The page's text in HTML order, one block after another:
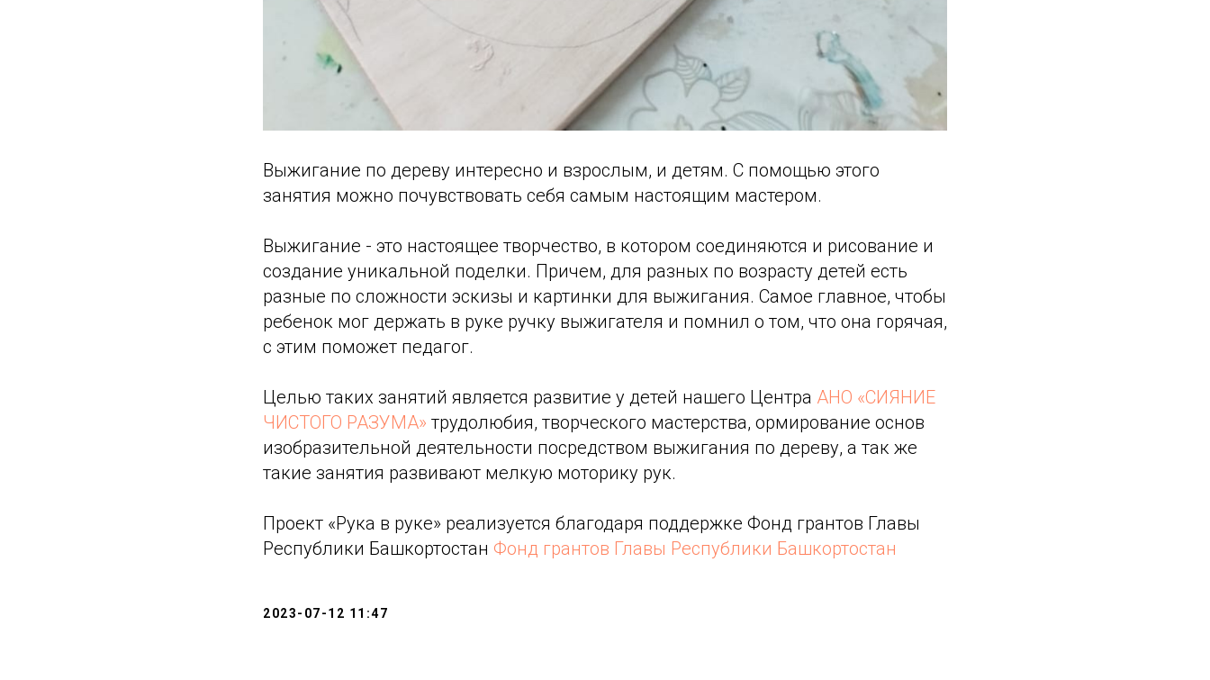
Выжигание по дереву интересно и взрослым, и детям. С помощью этого
занятия можно почувствовать себя самым настоящим мастером.
Выжигание - это настоящее творчество, в котором соединяются и рисование и
создание уникальной поделки. Причем, для разных по возрасту детей есть
разные по сложности эскизы и картинки для выжигания. Самое главное, чтобы
ребенок мог держать в руке ручку выжигателя и помнил о том, что она горячая,
с этим поможет педагог.
Целью таких занятий является развитие у детей нашего Центра АНО «СИЯНИЕ
ЧИСТОГО РАЗУМА» трудолюбия, творческого мастерства, ормирование основ
изобразительной деятельности посредством выжигания по дереву, а так же
такие занятия развивают мелкую моторику рук.
Проект «Рука в руке» реализуется благодаря поддержке Фонд грантов Главы
Республики Башкортостан Фонд грантов Главы Республики Башкортостан
2023-07-12 11:47